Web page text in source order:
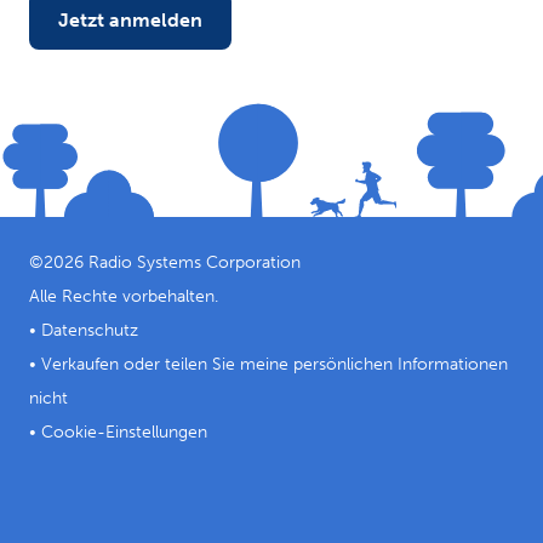
Jetzt anmelden
©2026 Radio Systems Corporation
Alle Rechte vorbehalten.
• Datenschutz
• Verkaufen oder teilen Sie meine persönlichen Informationen
nicht
• Cookie-Einstellungen